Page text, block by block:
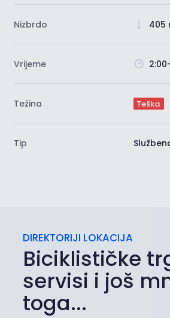
Nizbrdo 405
Vrijeme
Težina Teška
Tip
DIREKTORIJI LOKACIJA
Biciklističke
servisi i još
toga...